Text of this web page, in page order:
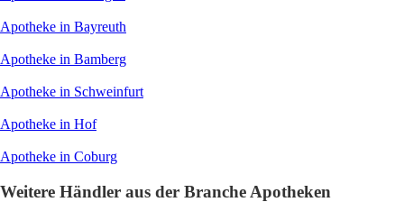
Apotheke in Bayreuth
Apotheke in Bamberg
Apotheke in Schweinfurt
Apotheke in Hof
Apotheke in Coburg
Weitere Händler aus der Branche Apotheken